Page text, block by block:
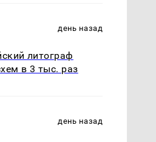
день назад
литограф
в 3 тыс. раз
день назад